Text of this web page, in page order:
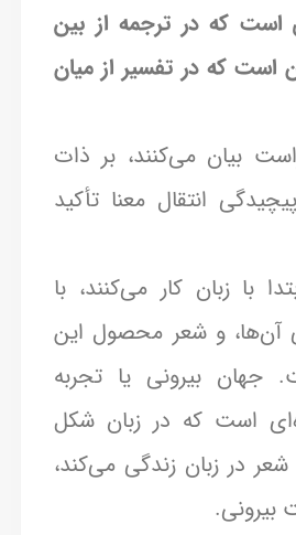
که در ترجمه از بین
است که در تفسیر از میان
بیان می‌کنند، بر ذات
انتقال معنا تأکید
با زبان کار می‌کنند، با
آن‌ها، و شعر محصول این
جهان بیرونی یا تجربه
است که در زبان شکل
در زبان زندگی می‌کند،
بیرونی.